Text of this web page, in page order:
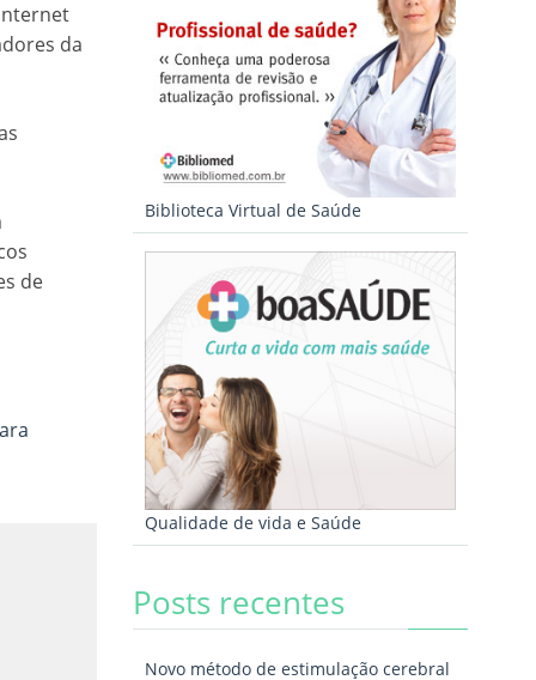
da
de
Biblioteca Virtual de Saúde
Qualidade de vida e Saúde
Posts recentes
Novo método de estimulação cerebral